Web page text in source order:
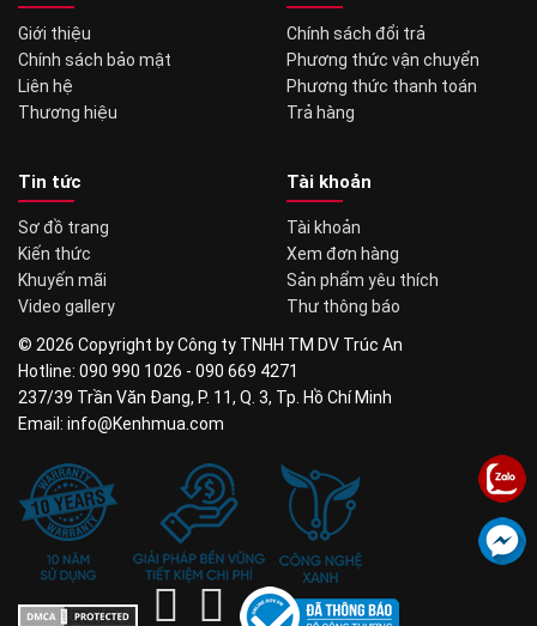
Giới thiệu
Chính sách bảo mật
Liên hệ
Thương hiệu
Chính sách đổi trả
Phương thức vận chuyển
Phương thức thanh toán
Trả hàng
Tin tức
Sơ đồ trang
Kiến thức
Khuyến mãi
Video gallery
Tài khoản
Tài khoản
Xem đơn hàng
Sản phẩm yêu thích
Thư thông báo
© 2026 Copyright by Công ty TNHH TM DV Trúc An
Hotline: 090 990 1026 - 090 669 4271
237/39 Trần Văn Đang, P. 11, Q. 3, Tp. Hồ Chí Minh
Email: info@Kenhmua.com